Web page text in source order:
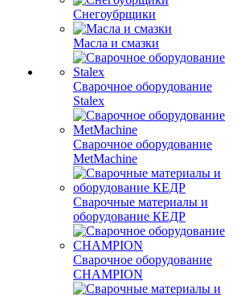
Снегоубрщики
Масла и смазки
Сварочное оборудование
Stalex
Сварочное оборудование
MetMachine
Сварочные материалы и
оборудование КЕДР
Сварочное оборудование
CHAMPION